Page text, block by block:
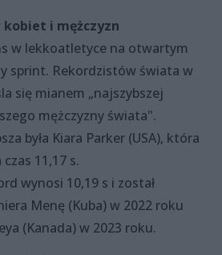
i mężczyzn
w lekkoatletyce na otwartym
sprint. Rekordzistów świata w
się mianem „najszybszej
mężczyzny świata".
była Kiara Parker (USA), która
11,17 s.
wynosi 10,19 s i został
Menę (Kuba) w 2022 roku
(Kanada) w 2023 roku.